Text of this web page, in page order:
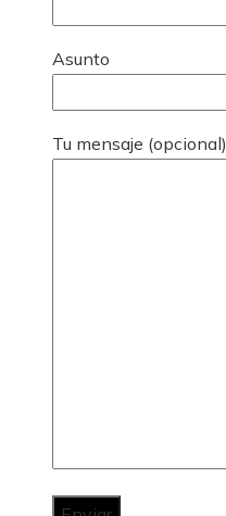
Asunto
Tu mensaje (opcional)